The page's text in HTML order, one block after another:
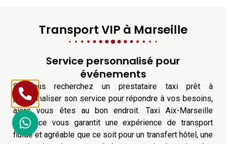
Transport VIP à Marseille
Service personnalisé pour
événements
Si vous recherchez un prestataire taxi prêt à
personnaliser son service pour répondre à vos besoins,
alors vous êtes au bon endroit. Taxi Aix-Marseille
Provence vous garantit une expérience de transport
fluide et agréable que ce soit pour un transfert hôtel, une